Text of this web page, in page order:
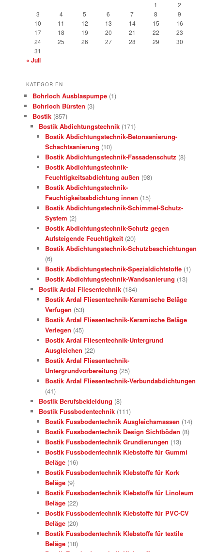
1
2
3
4 5 6 7 8
9
10
11 12 13 14 15
16
17
18 19 20 21 22
23
24
25 26 27 28 29
30
31
« Juli
KATEGORIEN
Bohrloch Ausblaspumpe (1)
Bohrloch Bürsten (3)
Bostik (857)
Bostik Abdichtungstechnik (171)
Bostik Abdichtungstechnik-Betonsanierung-
Schachtsanierung (10)
Bostik Abdichtungstechnik-Fassadenschutz (8)
Bostik Abdichtungstechnik-
Feuchtigkeitsabdichtung außen (98)
Bostik Abdichtungstechnik-
Feuchtigkeitsabdichtung innen (15)
Bostik Abdichtungstechnik-Schimmel-Schutz-
System (2)
Bostik Abdichtungstechnik-Schutz gegen
Aufsteigende Feuchtigkeit (20)
Bostik Abdichtungstechnik-Schutzbeschichtungen
(6)
Bostik Abdichtungstechnik-Spezialdichtstoffe (1)
Bostik Abdichtungstechnik-Wandsanierung (13)
Bostik Ardal Fliesentechnik (184)
Bostik Ardal Fliesentechnik-Keramische Beläge
Verfugen (53)
Bostik Ardal Fliesentechnik-Keramische Beläge
Verlegen (45)
Bostik Ardal Fliesentechnik-Untergrund
Ausgleichen (22)
Bostik Ardal Fliesentechnik-
Untergrundvorbereitung (25)
Bostik Ardal Fliesentechnik-Verbundabdichtungen
(41)
Bostik Berufsbekleidung (8)
Bostik Fussbodentechnik (111)
Bostik Fussbodentechnik Ausgleichsmassen (14)
Bostik Fussbodentechnik Design Sichtböden (8)
Bostik Fussbodentechnik Grundierungen (13)
Bostik Fussbodentechnik Klebstoffe für Gummi
Beläge (16)
Bostik Fussbodentechnik Klebstoffe für Kork
Beläge (9)
Bostik Fussbodentechnik Klebstoffe für Linoleum
Beläge (22)
Bostik Fussbodentechnik Klebstoffe für PVC-CV
Beläge (20)
Bostik Fussbodentechnik Klebstoffe für textile
Beläge (18)